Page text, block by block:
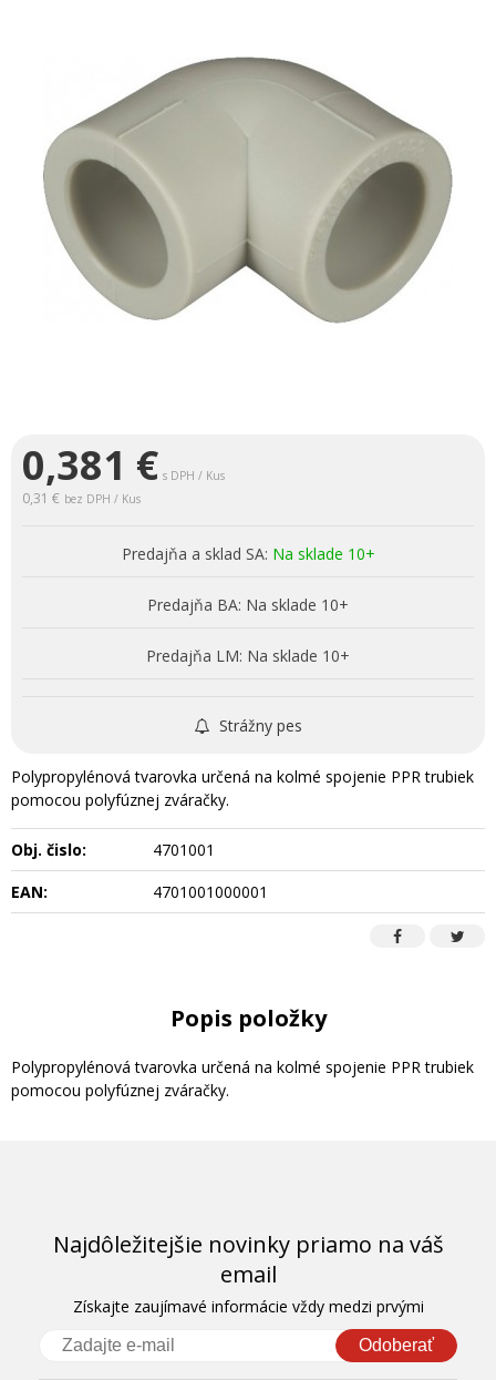
0,381 € s DPH / Kus
0,31 € bez DPH / Kus
Predajňa a sklad SA: Na sklade 10+
Predajňa BA: Na sklade 10+
Predajňa LM: Na sklade 10+
Strážny pes
Polypropylénová tvarovka určená na kolmé spojenie PPR trubiek
pomocou polyfúznej zváračky.
Obj. čislo:
4701001
EAN:
4701001000001
Popis položky
Polypropylénová tvarovka určená na kolmé spojenie PPR trubiek
pomocou polyfúznej zváračky.
Najdôležitejšie novinky priamo na váš
email
Získajte zaujímavé informácie vždy medzi prvými
Odoberať